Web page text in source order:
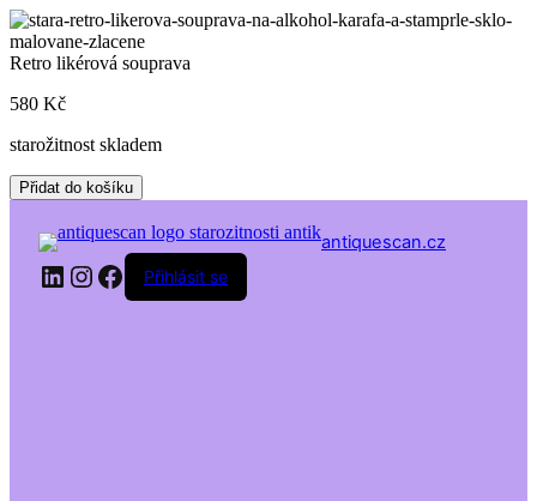
Skip
to
content
Retro likérová souprava
580 Kč
starožitnost skladem
Retro
likérová
souprava
množství
Přidat do košíku
antiquescan.cz
LinkedIn
Instagram
Facebook
Přihlásit se